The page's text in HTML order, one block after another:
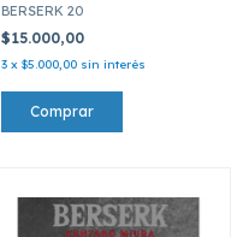
BERSERK 20
$15.000,00
3 x $5.000,00 sin interés